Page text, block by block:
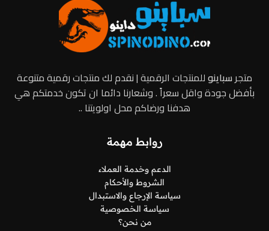
متجرسباينوللمنتجات الرقمية | نقدم لك منتجات رقمية متنوعة
بأفضل جودة واقل سعراً . وشعارنا دائما ان تكون خدمتكم هي
هدفنا ورضاكم محل اولويتنا ..
روابط مهمة
الدعم وخدمة العملاء
الشروط والأحكام
سياسة الإرجاع والاستبدال
سياسة الخصوصية
من نحن؟